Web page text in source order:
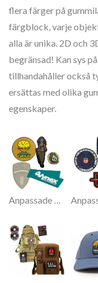
flera färger på
färgblock, varje
alla är unika. 2D och
begränsad! Kan sys
tillhandahåller också
ersättas med olika
egenskaper.
Anpassade gummilappar i Kina